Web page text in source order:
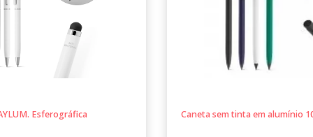
Esferográfica Caneta sem tinta em alumínio